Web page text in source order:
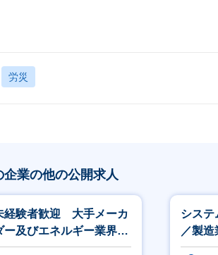
労災
企業の他の公開求人
経験者歓迎 大手メーカ
ー及びエネルギー業界、
の営業
システ
／製
ロジェ